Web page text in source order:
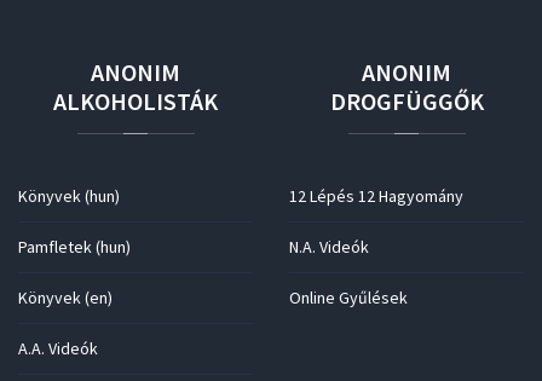
ANONIM
ALKOHOLISTÁK
Könyvek (hun)
Pamfletek (hun)
Könyvek (en)
A.A. Videók
ANONIM
DROGFÜGGŐK
12 Lépés 12 Hagyomány
N.A. Videók
Online Gyűlések